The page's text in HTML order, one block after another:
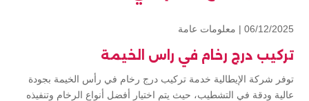
06/12/2025 | معلومات عامة
تركيب درج رخام في راس الخيمة
توفر شركة الإيطالية خدمة تركيب درج رخام في رأس الخيمة بجودة
عالية ودقة في التشطيب، حيث يتم اختيار أفضل أنواع الرخام وتنفيذه